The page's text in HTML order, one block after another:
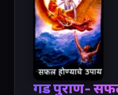
गरुड पुराण-